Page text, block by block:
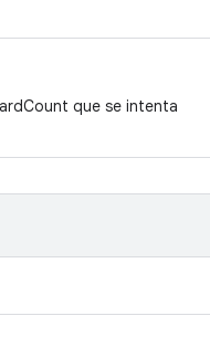
que se intenta